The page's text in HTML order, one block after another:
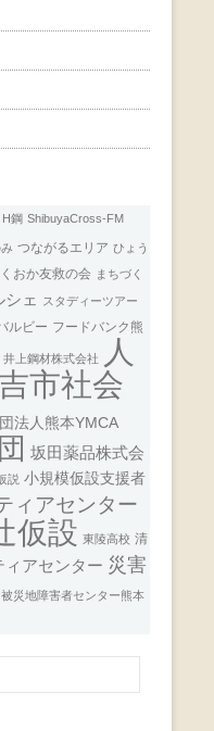
H鋼 ShibuyaCross-FM
つながるエリア ひょう
おか友救の会 まちづく
シェ
スタディーツアー
ルビー フードバンク熊
井上鋼材株式会社
人
市社会
法人熊本YMCA
坂田薬品株式会
説 小規模仮設支援者
ィアセンター
仮設 東陵高校 清
ィアセンター 災害
被災地障害者センター熊本